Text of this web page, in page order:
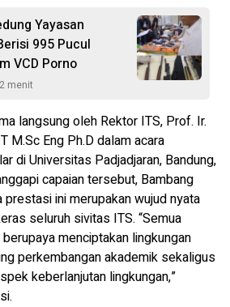
Yayasan
995 Pucul
VCD Porno
menit
langsung oleh Rektor ITS, Prof. Ir.
M.Sc Eng Ph.D dalam acara
di Universitas Padjadjaran, Bandung,
capaian tersebut, Bambang
prestasi ini merupakan wujud nyata
seluruh sivitas ITS. “Semua
menciptakan lingkungan
perkembangan akademik sekaligus
keberlanjutan lingkungan,”